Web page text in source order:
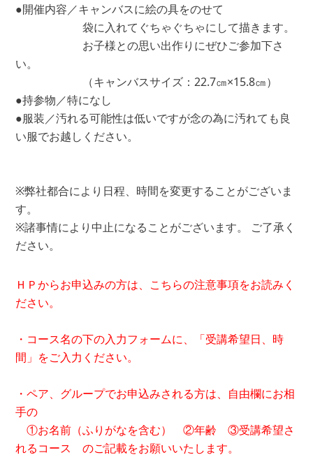
●開催内容／キャンバスに絵の具をのせて
袋に入れてぐちゃぐちゃにして描きます。
お子様との思い出作りにぜひご参加下さ
い。
（キャンバスサイズ：22.7㎝×15.8㎝）
●持参物／特になし
●服装／汚れる可能性は低いですが念の為に汚れても良
い服でお越しください。
※弊社都合により日程、時間を変更することがございま
す。
※諸事情により中止になることがございます。 ご了承く
ださい。
ＨＰからお申込みの方は、こちらの注意事項をお読みく
ださい。
・コース名の下の入力フォームに、「受講希望日、時
間」をご入力ください。
・ペア、グループでお申込みされる方は、自由欄にお相
手の
①お名前（ふりがなを含む） ②年齢 ③受講希望さ
れるコース のご記載をお願いいたします。